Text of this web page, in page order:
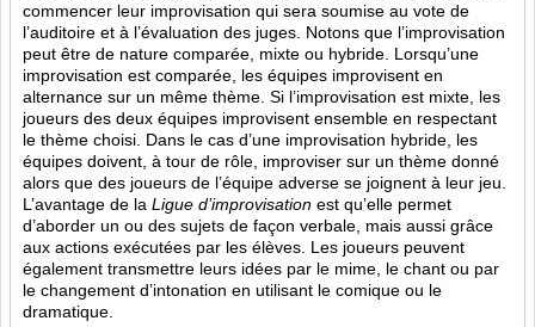
commencer leur improvisation qui sera soumise au vote de
l’auditoire et à l’évaluation des juges. Notons que l’improvisation
peut être de nature comparée, mixte ou hybride. Lorsqu’une
improvisation est comparée, les équipes improvisent en
alternance sur un même thème. Si l’improvisation est mixte, les
joueurs des deux équipes improvisent ensemble en respectant
le thème choisi. Dans le cas d’une improvisation hybride, les
équipes doivent, à tour de rôle, improviser sur un thème donné
alors que des joueurs de l’équipe adverse se joignent à leur jeu.
L’avantage de la Ligue d’improvisation est qu’elle permet
d’aborder un ou des sujets de façon verbale, mais aussi grâce
aux actions exécutées par les élèves. Les joueurs peuvent
également transmettre leurs idées par le mime, le chant ou par
le changement d’intonation en utilisant le comique ou le
dramatique.